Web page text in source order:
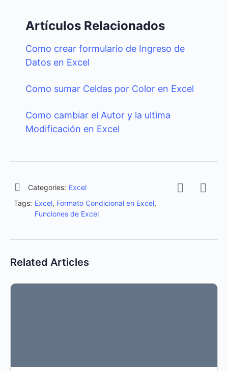
Artículos Relacionados
Como crear formulario de Ingreso de
Datos en Excel
Como sumar Celdas por Color en Excel
Como cambiar el Autor y la ultima
Modificación en Excel
Categories: Excel
Tags: Excel, Formato Condicional en Excel,
Funciones de Excel
Related Articles